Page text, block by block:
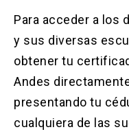
en
una
nueva
pestaña)
se
abre
una
nueva
pestaña)
Para acceder a los
y sus diversas
obtener tu
Andes
presentando tu
cualquiera de las